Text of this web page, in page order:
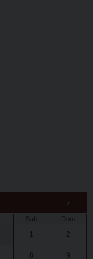
›
Sab Dom
1 2
8 9